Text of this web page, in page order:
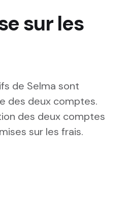
sur les
de Selma sont
des deux comptes.
des deux comptes
sur les frais.